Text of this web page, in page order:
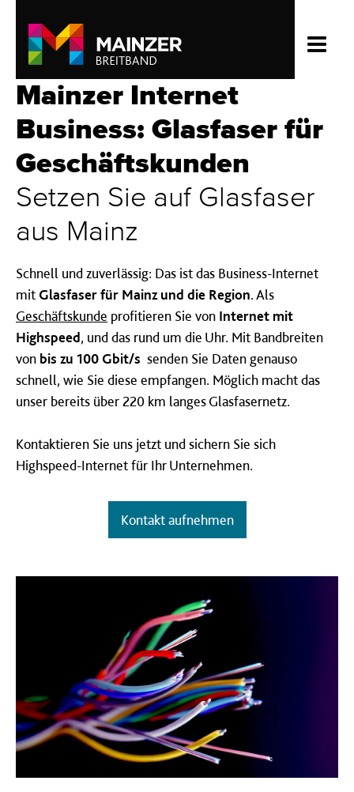
Mainzer Internet
Business: Glas­faser für
Geschäfts­kunden
Setzen Sie auf Glas­faser
aus Mainz
Schnell und zuverlässig: Das ist das Business-Internet
mit Glasfaser für Mainz und die Region. Als
Geschäftskunde profitieren Sie von Internet mit
Highspeed, und das rund um die Uhr. Mit Bandbreiten
von bis zu 100 Gbit/s senden Sie Daten genauso
schnell, wie Sie diese empfangen. Möglich macht das
unser bereits über 220 km langes Glasfasernetz.
Kontaktieren Sie uns jetzt und sichern Sie sich
Highspeed-Internet für Ihr Unternehmen.
Kontakt aufnehmen